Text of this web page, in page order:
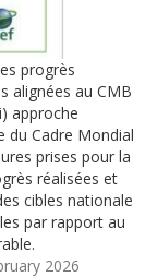
progrès
alignées au CMB
approche
du Cadre Mondial
prises pour la
réalisées et
cibles nationale
par rapport au
2026